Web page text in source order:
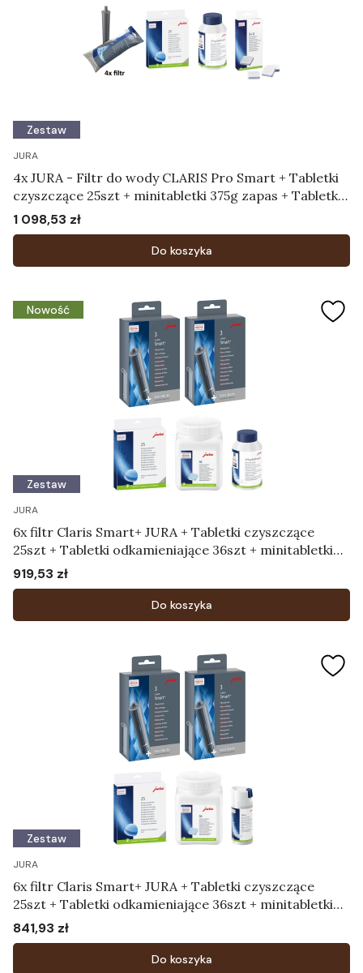
Zestaw
JURA
4x JURA - Filtr do wody CLARIS Pro Smart + Tabletki
czyszczące 25szt + minitabletki 375g zapas + Tabletki
odkamieniające 3x3
Cena
1 098,53 zł
Do koszyka
Nowość
Zestaw
JURA
6x filtr Claris Smart+ JURA + Tabletki czyszczące
25szt + Tabletki odkamieniające 36szt + minitabletki
375g zapas
Cena
919,53 zł
Do koszyka
Zestaw
JURA
6x filtr Claris Smart+ JURA + Tabletki czyszczące
25szt + Tabletki odkamieniające 36szt + minitabletki
180g dozownik
Cena
841,93 zł
Do koszyka